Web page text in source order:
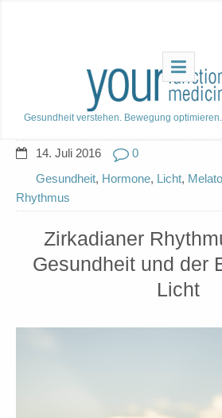
Gesundheit verstehen. Bewegung
14. Juli 2016
0
Gesundheit, Hormone, Licht,
Rhythmus
Zirkadianer
Gesundheit und der
Licht